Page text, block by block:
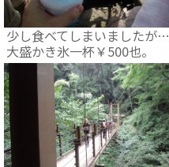
少し食べてしまいましたが…
大盛かき氷一杯￥500也。